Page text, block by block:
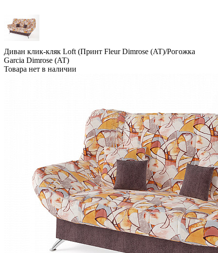
Диван клик-кляк Loft (Принт Fleur Dimrose (AT)/Рогожка
Garcia Dimrose (AT)
Товара нет в наличии